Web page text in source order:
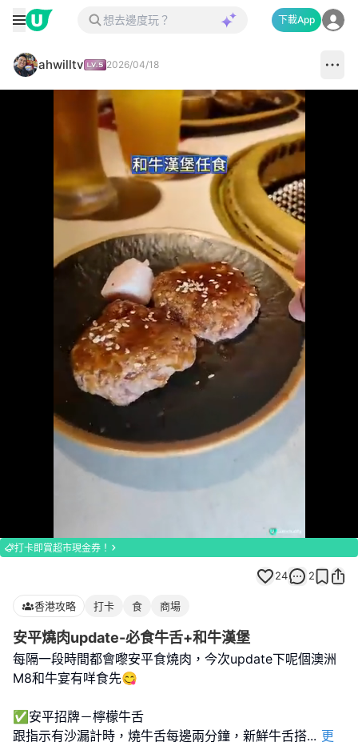
下載App
ahwilltv 2026/04/18
100.00%
打卡即賞超市現金券！
24 2
香港攻略 打卡 食 商場
安平燒肉update-必食牛舌+和牛漢堡
每隔一段時間都會嚟安平食燒肉，今次update下呢個澳洲
M8和牛宴有咩食先😋
✅安平招牌－檸檬牛舌
跟指示有沙漏計時，燒牛舌每邊兩分鐘，新鮮牛舌搭... 更